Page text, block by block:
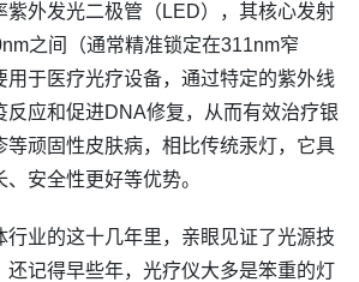
紫外发光二极管（LED），其核心发射
之间（通常精准锁定在311nm窄
用于医疗光疗设备，通过特定的紫外线
反应和促进DNA修复，从而有效治疗银
等顽固性皮肤病，相比传统汞灯，它具
安全性更好等优势。
行业的这十几年里，亲眼见证了光源技
还记得早些年，光疗仪大多是笨重的灯